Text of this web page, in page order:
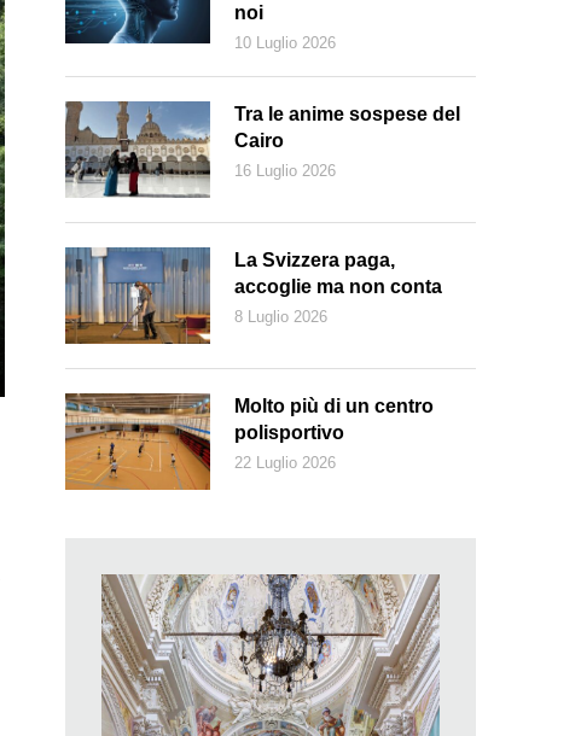
Il santuario della Madonna d’Ongero risale al 1640 (Luciano Bignotti/
noi
10 Luglio 2026
Tra le anime sospese del
Cairo
16 Luglio 2026
La Svizzera paga,
accoglie ma non conta
8 Luglio 2026
Molto più di un centro
polisportivo
22 Luglio 2026